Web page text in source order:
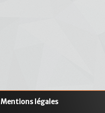
Mentions légales